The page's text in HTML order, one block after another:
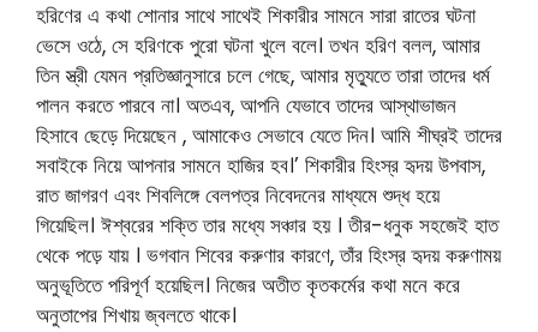
হরিণের এ কথা শোনার সাথে সাথেই শিকারীর সামনে সারা রাতের ঘটনা
ভেসে ওঠে, সে হরিণকে পুরো ঘটনা খুলে বলে। তখন হরিণ বলল, আমার
তিন স্ত্রী যেমন প্রতিজ্ঞানুসারে চলে গেছে, আমার মৃত্যুতে তারা তাদের ধর্ম
পালন করতে পারবে না। অতএব, আপনি যেভাবে তাদের আস্থাভাজন
হিসাবে ছেড়ে দিয়েছেন , আমাকেও সেভাবে যেতে দিন। আমি শীঘ্রই তাদের
সবাইকে নিয়ে আপনার সামনে হাজির হব।’ শিকারীর হিংস্র হৃদয় উপবাস,
রাত জাগরণ এবং শিবলিঙ্গে বেলপত্র নিবেদনের মাধ্যমে শুদ্ধ হয়ে
গিয়েছিল। ঈশ্বরের শক্তি তার মধ্যে সঞ্চার হয় । তীর-ধনুক সহজেই হাত
থেকে পড়ে যায় । ভগবান শিবের করুণার কারণে, তাঁর হিংস্র হৃদয় করুণাময়
অনুভূতিতে পরিপূর্ণ হয়েছিল। নিজের অতীত কৃতকর্মের কথা মনে করে
অনুতাপের শিখায় জ্বলতে থাকে।